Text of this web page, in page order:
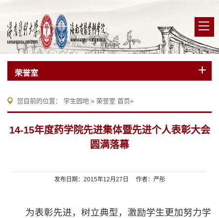
荣誉室
您目前的位置： 学生园地 » 荣誉室 首页»
14-15年度药学院先进集体暨先进个人表彰大会
圆满落幕
发布日期：2015年12月27日 作者：严彤
为表彰先进，树立典型，激励学生更加努力学